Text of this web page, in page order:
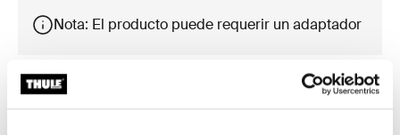
Nota: El producto puede requerir un adaptador